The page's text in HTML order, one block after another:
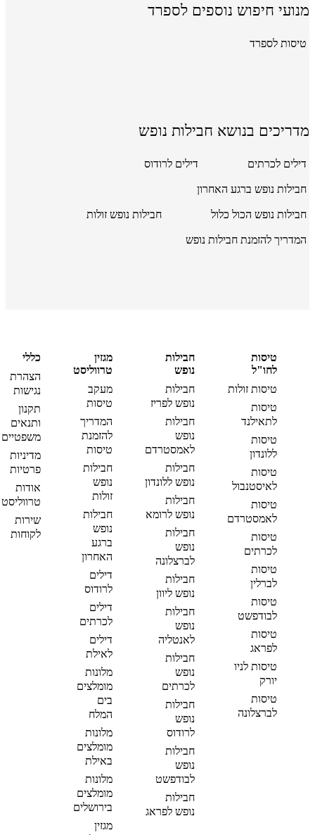
מנועי חיפוש נוספים לספרד
טיסות לספרד
מדריכים בנושא חבילות נופש
דילים לכרתים דילים לרודוס
חבילות נופש ברגע האחרון
חבילות נופש הכול כלול חבילות נופש זולות
המדריך להזמנת חבילות נופש
טיסות
לחו"ל
טיסות זולות
טיסות
לתאילנד
טיסות
ללונדון
טיסות
לאיסטנבול
טיסות
לאמסטרדם
טיסות
לכרתים
טיסות
לברלין
טיסות
לבודפשט
טיסות
לפראג
טיסות לניו
יורק
טיסות
לברצלונה
חבילות
נופש
חבילות
נופש לפריז
חבילות
נופש
לאמסטרדם
חבילות
נופש ללונדון
חבילות
נופש לרומא
חבילות
נופש
לברצלונה
חבילות
נופש ליוון
חבילות
נופש
לאנטליה
חבילות
נופש
לכרתים
חבילות
נופש
לרודוס
חבילות
נופש
לבודפשט
חבילות
נופש לפראג
מגזין
טרווליסט
מעקב
טיסות
המדריך
להזמנת
טיסות
חבילות
נופש
זולות
חבילות
נופש
ברגע
האחרון
דילים
לרודוס
דילים
לכרתים
דילים
לאילת
מלונות
מומלצים
בים
המלח
מלונות
מומלצים
באילת
מלונות
מומלצים
בירושלים
מגזין
כללי
הצהרת
נגישות
תקנון
ותנאים
משפטיים
מדיניות
פרטיות
אודות
טרווליסט
שירות
לקוחות